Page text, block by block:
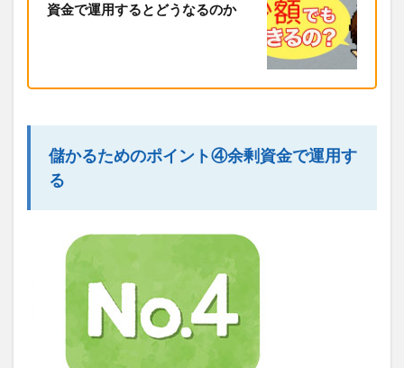
資金で運用するとどうなるのか
儲かるためのポイント④余剰資金で運用す
る